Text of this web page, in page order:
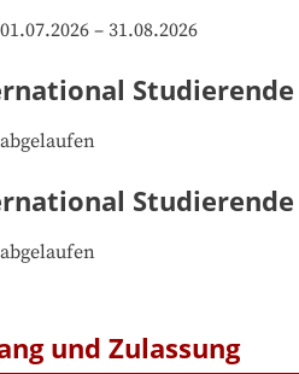
01.07.2026 – 31.08.2026
Studierende
abgelaufen
abgelaufen
und Zulassung